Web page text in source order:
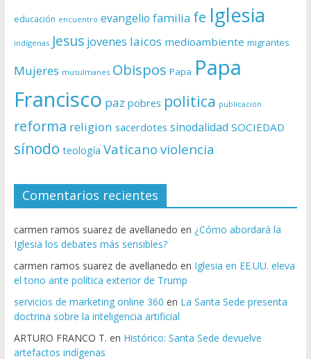
educación encuentro evangelio familia fe Iglesia
indígenas Jesus jovenes laicos medioambiente migrantes
Mujeres musulmanes Obispos Papa Papa
Francisco paz pobres politica publicación
reforma religion sacerdotes sinodalidad SOCIEDAD
sínodo teología Vaticano violencia
Comentarios recientes
carmen ramos suarez de avellanedo en ¿Cómo abordará la
Iglesia los debates más sensibles?
carmen ramos suarez de avellanedo en Iglesia en EE.UU. eleva
el tono ante política exterior de Trump
servicios de marketing online 360 en La Santa Sede presenta
doctrina sobre la inteligencia artificial
ARTURO FRANCO T. en Histórico: Santa Sede devuelve
artefactos indígenas